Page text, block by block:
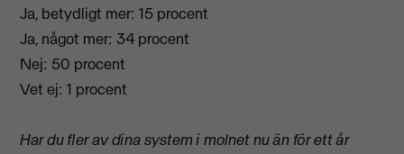
Ja, betydligt mer: 15 procent
Ja, något mer: 34 procent
Nej: 50 procent
Vet ej: 1 procent
Har du fler av dina system i molnet nu än för ett år